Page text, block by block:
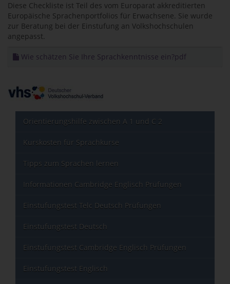
Diese Checkliste ist Teil des vom Europarat akkreditierten
Europäische Sprachenportfolios für Erwachsene. Sie wurde
zur Beratung bei der Einstufung an Volkshochschulen
angepasst.
Wie schätzen Sie Ihre Sprachkenntnisse ein?pdf
Orientierungshilfe zwischen A 1 und C 2
Kurskosten für Sprachkurse
Tipps zum Sprachen lernen
Informationen Cambridge Englisch Prüfungen
Einstufungstest Telc Deutsch Prüfungen
Einstufungstest Deutsch
Einstufungstest Cambridge Englisch Prüfungen
Einstufungstest Englisch